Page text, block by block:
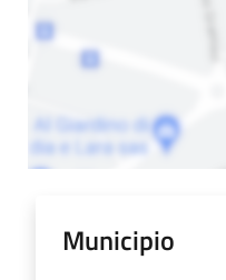
Municipio